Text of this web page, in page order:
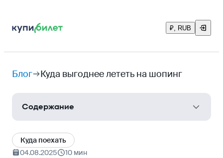
₽, RUB
Блог Куда выгоднее лететь на шопинг
Содержание
Турция
ОАЭ
Куда поехать
04.08.2025
10 мин